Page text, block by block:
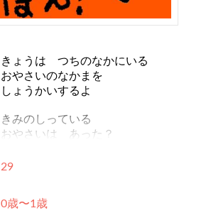
きょうは つちのなかにいる
おやさいのなかまを
しょうかいするよ
きみのしっている
おやさいは あった？
29
0歳〜1歳